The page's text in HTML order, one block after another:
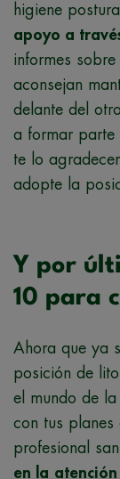
higiene
apoyo a
informes
aconsejan
delante del
a formar parte
te lo
adopte la
Y por
10 para
Ahora que ya
posición de
el mundo de
con tus planes
profesional
en la